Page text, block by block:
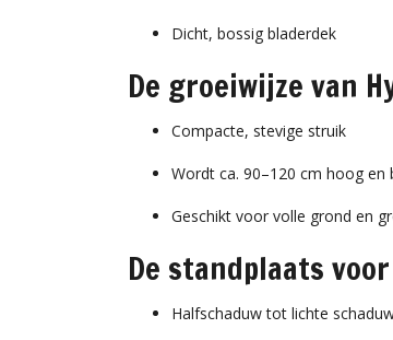
Dicht, bossig bladerdek
De groeiwijze van
Compacte, stevige struik
Wordt ca. 90–120 cm hoog en
Geschikt voor volle grond en
De standplaats
Halfschaduw tot lichte